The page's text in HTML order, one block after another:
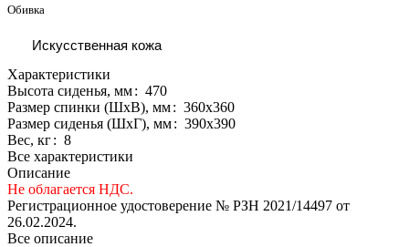
Обивка
Искусственная кожа
Характеристики
Высота сиденья, мм: 470
Размер спинки (ШxВ), мм: 360х360
Размер сиденья (ШxГ), мм: 390x390
Вес, кг: 8
Все характеристики
Описание
Не облагается НДС.
Регистрационное удостоверение № РЗН 2021/14497 от
26.02.2024.
Все описание